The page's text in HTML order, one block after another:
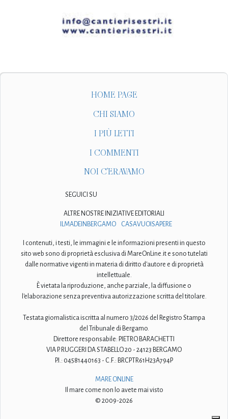
HOME PAGE
CHI SIAMO
I PIÙ LETTI
I COMMENTI
NOI C'ERAVAMO
SEGUICI SU
ALTRE NOSTRE INIZIATIVE EDITORIALI
ILMADEINBERGAMO
CASAVUOISAPERE
I contenuti, i testi, le immagini e le informazioni presenti in questo
sito web sono di proprietà esclusiva di MareOnLine.it e sono tutelati
dalle normative vigenti in materia di diritto d'autore e di proprietà
intellettuale.
È vietata la riproduzione, anche parziale, la diffusione o
l'elaborazione senza preventiva autorizzazione scritta del titolare.
Testata giornalistica iscritta al numero 3/2026 del Registro Stampa
del Tribunale di Bergamo.
Direttore responsabile: PIETRO BARACHETTI
VIA P. RUGGERI DA STABELLO 20 - 24123 BERGAMO
P.I.: 04581440163 - C.F.: BRCPTR61H23A794P
MARE ONLINE
Il mare come non lo avete mai visto
© 2009-2026